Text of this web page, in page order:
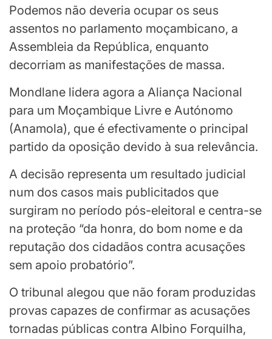
Podemos não deveria ocupar os seus
assentos no parlamento moçambicano, a
Assembleia da República, enquanto
decorriam as manifestações de massa.
Mondlane lidera agora a Aliança Nacional
para um Moçambique Livre e Autónomo
(Anamola), que é efectivamente o principal
partido da oposição devido à sua relevância.
A decisão representa um resultado judicial
num dos casos mais publicitados que
surgiram no período pós-eleitoral e centra-se
na proteção “da honra, do bom nome e da
reputação dos cidadãos contra acusações
sem apoio probatório”.
O tribunal alegou que não foram produzidas
provas capazes de confirmar as acusações
tornadas públicas contra Albino Forquilha,